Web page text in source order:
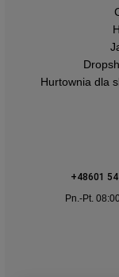
Hurtownia dla
+48601
Pn.-Pt.